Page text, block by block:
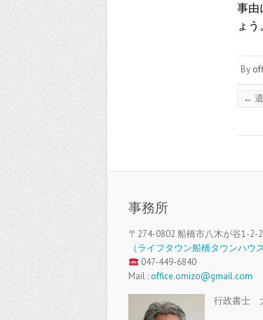
事由
ょ
By
←
事務所
〒274-0802 船橋市八木が谷1-2-
（ライフタウン船橋タウンハウ
047-449-6840
Mail :office.omizo@gmail.com
行政書士